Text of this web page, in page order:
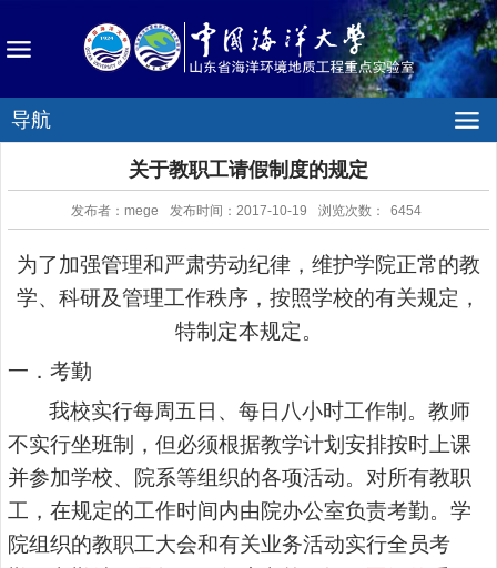
导航
关于教职工请假制度的规定
发布者：mege 发布时间：2017-10-19 浏览次数： 6454
为了加强管理和严肃劳动纪律，维护学院正常的教
学、科研及管理工作秩序，按照学校的有关规定，
特制定本规定。
一．考勤
我校实行每周五日、每日八小时工作制。教师
不实行坐班制，但必须根据教学计划安排按时上课
并参加学校、院系等组织的各项活动。 对所有教职
工，在规定的工作时间内由院办公室负责考勤。学
院组织的教职工大会和有关业务活动实行全员考